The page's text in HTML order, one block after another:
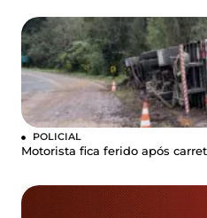
POLICIAL
Motorista fica ferido após